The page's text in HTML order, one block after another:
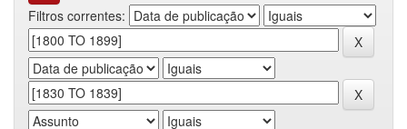
Filtros correntes: